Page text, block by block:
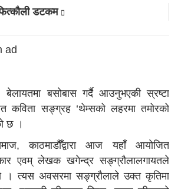
डटकम
बसोबास गर्दै आउनुभएकी स्रष्टा
कविता सङ्ग्रह ‘थेम्सको लहरमा तमोरको
छ ।
काठमाडौँद्वारा आज यहाँ आयोजित
एवम् लेखक खगेन्द्र सङ्ग्रौलालगायतले
। त्यस अवसरमा सङ्ग्रौलाले उक्त कृतिमा